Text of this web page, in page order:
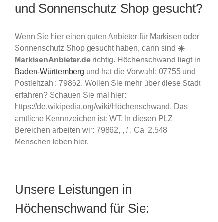
und Sonnenschutz Shop gesucht?
Wenn Sie hier einen guten Anbieter für Markisen oder
Sonnenschutz Shop gesucht haben, dann sind ☀️
MarkisenAnbieter.de richtig. Höchenschwand liegt in
Baden-Württemberg und hat die Vorwahl: 07755 und
Postleitzahl: 79862. Wollen Sie mehr über diese Stadt
erfahren? Schauen Sie mal hier:
https://de.wikipedia.org/wiki/Höchenschwand. Das
amtliche Kennnzeichen ist: WT. In diesen PLZ
Bereichen arbeiten wir: 79862, , / . Ca. 2.548
Menschen leben hier.
Unsere Leistungen in
Höchenschwand für Sie: